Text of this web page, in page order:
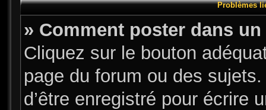
Problèmes
» Comment poster dans
Cliquez sur le bouton
page du forum ou des
d’être enregistré pour écrire